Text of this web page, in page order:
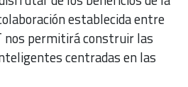
establecida entre
permitirá construir las
centradas en las